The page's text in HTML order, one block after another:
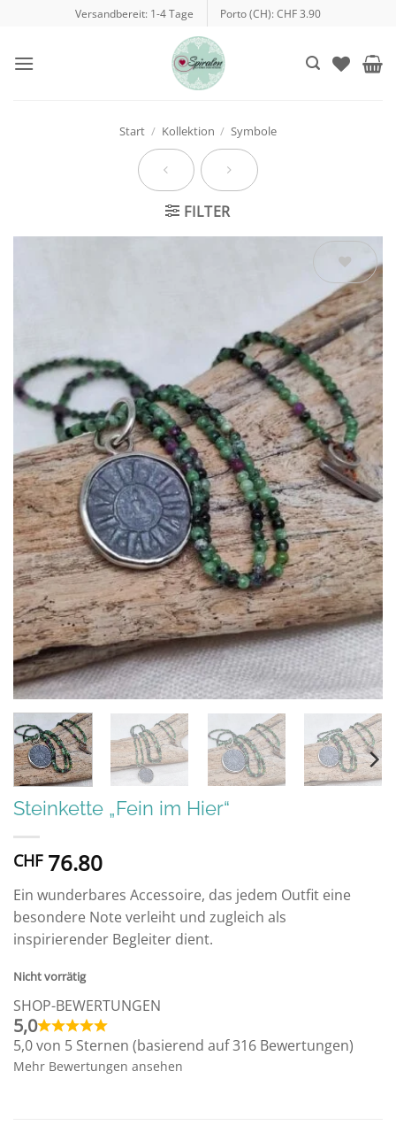
springen
Versandbereit: 1-4 Tage Porto (CH): CHF 3.90
Start / Kollektion / Symbole
FILTER
Auf die
Wunschliste
Steinkette „Fein im Hier“
CHF76.80
Ein wunderbares Accessoire, das jedem Outfit eine
besondere Note verleiht und zugleich als
inspirierender Begleiter dient.
Nicht vorrätig
SHOP-BEWERTUNGEN
5,0
5,0 von 5 Sternen (basierend auf 316 Bewertungen)
Mehr Bewertungen ansehen